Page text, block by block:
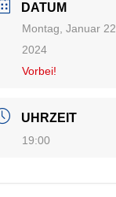
DATUM
Montag, Januar 22,
2024
Vorbei!
UHRZEIT
19:00